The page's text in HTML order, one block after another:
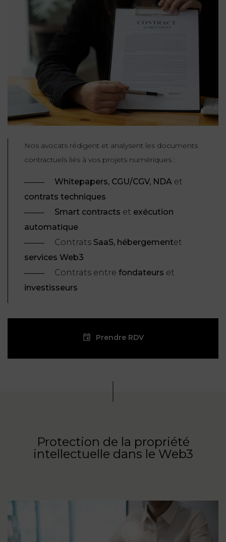
Nos avocats rédigent et analysent les documents
contractuels liés à vos projets numériques :
Whitepapers, CGU/CGV, NDA et
contrats techniques
Smart contracts et exécution
automatique
Contrats SaaS, hébergementet
services Web3
Contrats entre fondateurs et
investisseurs
Prendre RDV
Protection de la propriété
intellectuelle dans le Web3